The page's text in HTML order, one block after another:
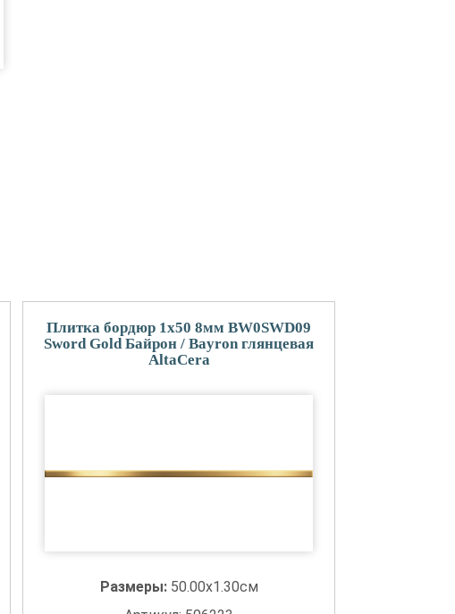
Плитка бордюр 1x50 8мм BW0SWD09
Sword Gold Байрон / Bayron глянцевая
AltaCera
Размеры: 50.00x1.30см